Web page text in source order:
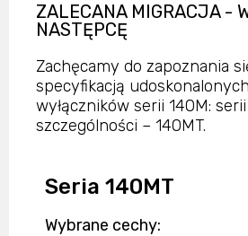
ZALECANA MIGRACJA -
NASTĘPCĘ
Zachęcamy do zapoznania
specyfikacją
wyłączników serii 140M:
szczególności – 140MT.
Seria 140MT
Wybrane cechy: